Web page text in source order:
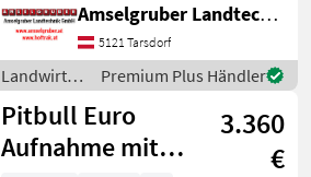
Schnellwechselrahmen,
hydr. Geräteverriegelung 12
to Planetenachsen, Z-
Kinematik, 2.500 kg Hubkraf
Amselgruber Landtechnik GmbH
5121 Tarsdorf
Landwirtsch.
Motorfahrzeuge
/ Pitbull
Premium Plus Händler
Pitbull Euro
Aufnahme mit
3.360
€